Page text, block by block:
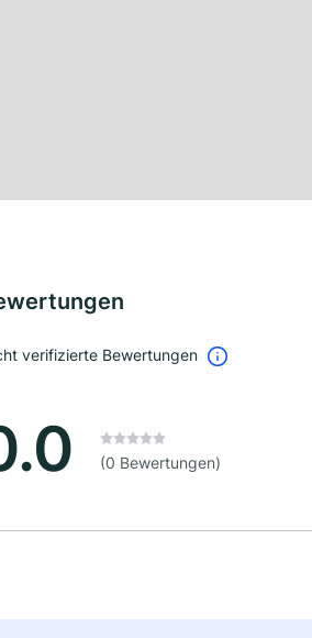
verifizierte Bewertungen
(0 Bewertungen)